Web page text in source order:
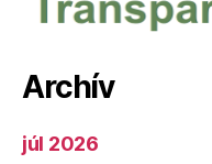
Archív
júl 2026